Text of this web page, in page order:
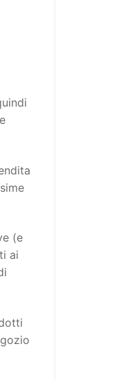
(e
ai